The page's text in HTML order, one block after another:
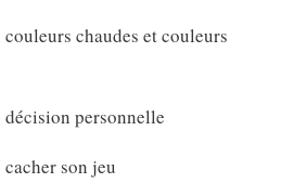
chaudes et couleurs
personnelle
son jeu